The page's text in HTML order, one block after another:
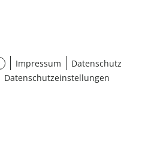
Impressum
Datenschutz
Datenschutzeinstellungen